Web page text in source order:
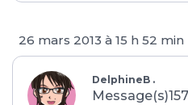
26 mars 2013 à 15 h 52 min
DelphineB .